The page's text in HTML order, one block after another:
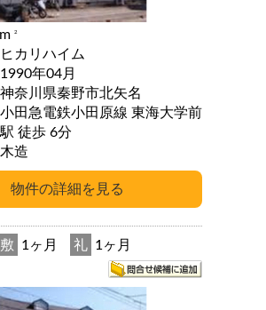
2
ヒカリハイム
1990年04月
神奈川県秦野市北矢名
小田急電鉄小田原線 東海大学前
駅 徒歩 6分
木造
敷 1ヶ月 礼 1ヶ月